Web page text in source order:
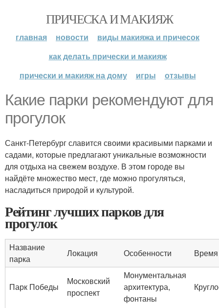
ПРИЧЕСКА И МАКИЯЖ
главная новости
виды макияжа и причесок
как делать прически и макияж
прически и макияж на дому
игры отзывы
Какие парки рекомендуют для
прогулок
Санкт-Петербург славится своими красивыми парками и
садами, которые предлагают уникальные возможности
для отдыха на свежем воздухе. В этом городе вы
найдёте множество мест, где можно прогуляться,
насладиться природой и культурой.
Рейтинг лучших парков для
прогулок
Название
парка
Локация Особенности
Парк Победы
Московский
проспект
Монументальная
архитектура,
фонтаны